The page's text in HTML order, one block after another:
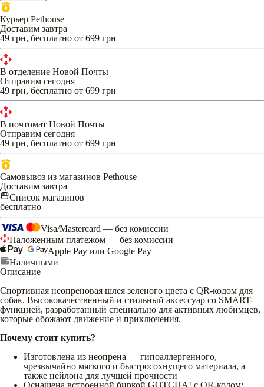
Курьер Pethouse
Доставим завтра
49 грн, бесплатно от 699 грн
В отделение Новой Почты
Отправим сегодня
49 грн, бесплатно от 699 грн
В почтомат Новой Почты
Отправим сегодня
49 грн, бесплатно от 699 грн
Самовывоз из магазинов Pethouse
Доставим завтра
Список магазинов
бесплатно
Visa/Mastercard — без комиссии
Наложенным платежом — без комиссии
Apple Pay или Google Pay
Наличными
Описание
Спортивная неопреновая шлея зеленого цвета с QR-кодом для
собак. Высококачественный и стильный аксессуар со SMART-
функцией, разработанный специально для активных любимцев,
которые обожают движение и приключения.
Почему стоит купить?
Изготовлена из неопрена — гипоаллергенного,
чрезвычайно мягкого и быстросохнущего материала, а
также нейлона для лучшей прочности
Оснащена встроенной биркой GOTCHA! с QR-кодом: